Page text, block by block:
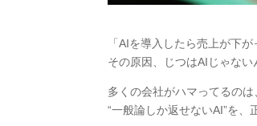
「AIを導入したら売上が下が
その原因、じつはAIじゃない
多くの会社がハマってるのは
“一般論しか返せないAI”を、